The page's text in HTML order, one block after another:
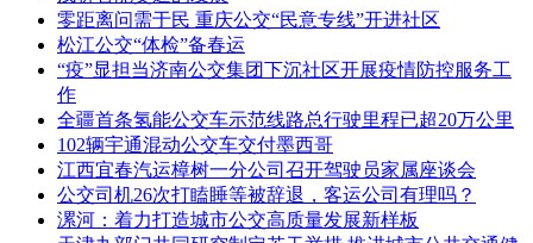
零距离问需于民 重庆公交“民意专线”开进社区
松江公交“体检”备春运
“疫”显担当济南公交集团下沉社区开展疫情防控服务工
作
全疆首条氢能公交车示范线路总行驶里程已超20万公里
102辆宇通混动公交车交付墨西哥
江西宜春汽运樟树一分公司召开驾驶员家属座谈会
公交司机26次打瞌睡等被辞退，客运公司有理吗？
漯河：着力打造城市公交高质量发展新样板